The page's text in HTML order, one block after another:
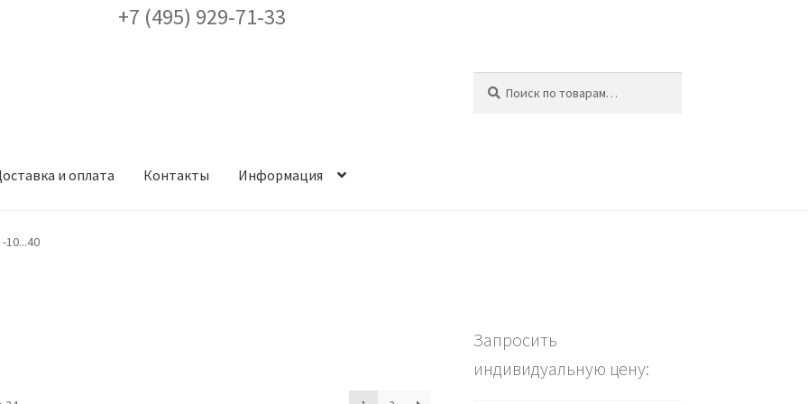
+7 (495) 929-71-33
и оплата Контакты Информация
Доставка и оплата
-10...40
Запросить
индивидуальную цену: